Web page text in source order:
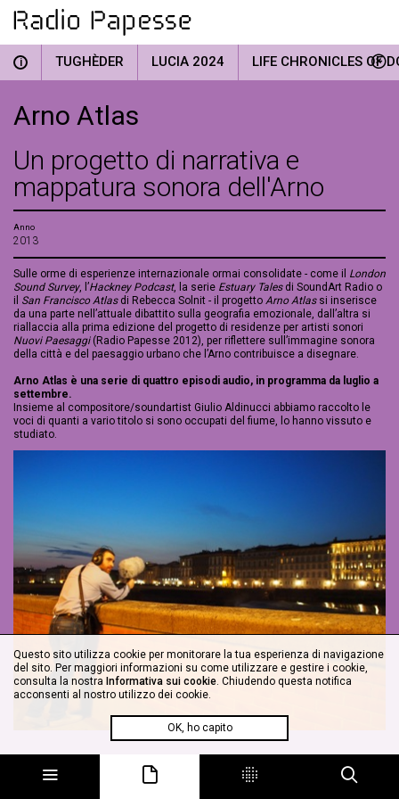
i TUGHÈDER LUCIA 2024 LIFE CHRONICLES OF
Arno Atlas
Un progetto di narrativa e
mappatura sonora dell'Arno
Anno
2013
Sulle orme di esperienze internazionale ormai consolidate - come il London
Sound Survey, l’Hackney Podcast, la serie Estuary Talesdi SoundArt Radio o
il San Francisco Atlasdi Rebecca Solnit - il progetto Arno Atlassi inserisce
da una parte nell’attuale dibattito sulla geografia emozionale, dall’altra si
riallaccia alla prima edizione del progetto di residenze per artisti sonori
Nuovi Paesaggi (Radio Papesse 2012), per riflettere sull’immagine sonora
della città e del paesaggio urbano che l’Arno contribuisce a disegnare.
Arno Atlas è una serie di quattro episodi audio, in programma da luglio a
settembre.
Insieme al compositore/soundartist Giulio Aldinucci abbiamo raccolto le
voci di quanti a vario titolo si sono occupati del fiume, lo hanno vissuto e
studiato.
Questo sito utilizza cookie per monitorare la tua esperienza di navigazione
del sito. Per maggiori informazioni su come utilizzare e gestire i cookie,
consulta la nostra Informativa sui cookie. Chiudendo questa notifica
acconsenti al nostro utilizzo dei cookie.
OK, ho capito